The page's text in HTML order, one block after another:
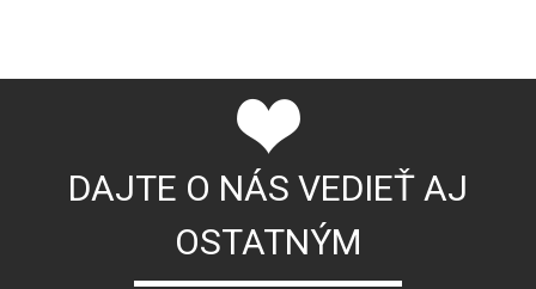
DAJTE O NÁS VEDIEŤ AJ
OSTATNÝM